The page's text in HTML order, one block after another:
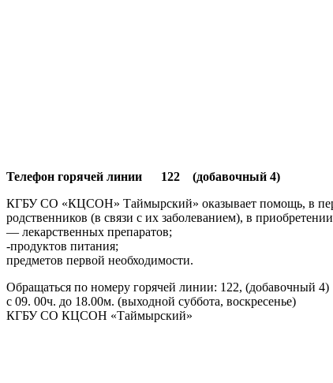
Телефон горячей линии 122 (добавочный 4)
КГБУ СО «КЦСОН» Таймырский» оказывает помощь, в
родственников (в связи с их заболеванием), в
— лекарственных препаратов;
-продуктов питания;
предметов первой необходимости.
Обращаться по номеру горячей линии: 122, (добавочный 4)
с 09. 00ч. до 18.00м. (выходной суббота, воскресенье)
КГБУ СО КЦСОН «Таймырский»